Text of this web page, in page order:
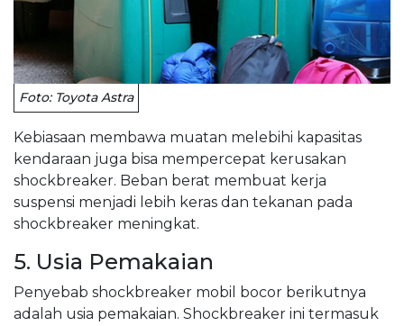
Foto: Toyota Astra
Kebiasaan membawa muatan melebihi kapasitas
kendaraan juga bisa mempercepat kerusakan
shockbreaker. Beban berat membuat kerja
suspensi menjadi lebih keras dan tekanan pada
shockbreaker meningkat.
5. Usia Pemakaian
Penyebab shockbreaker mobil bocor berikutnya
adalah usia pemakaian. Shockbreaker ini termasuk